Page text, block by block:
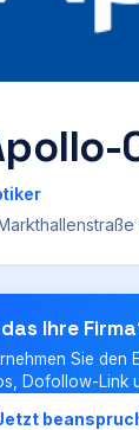
Ihre
Sie den
Dofollow-Link